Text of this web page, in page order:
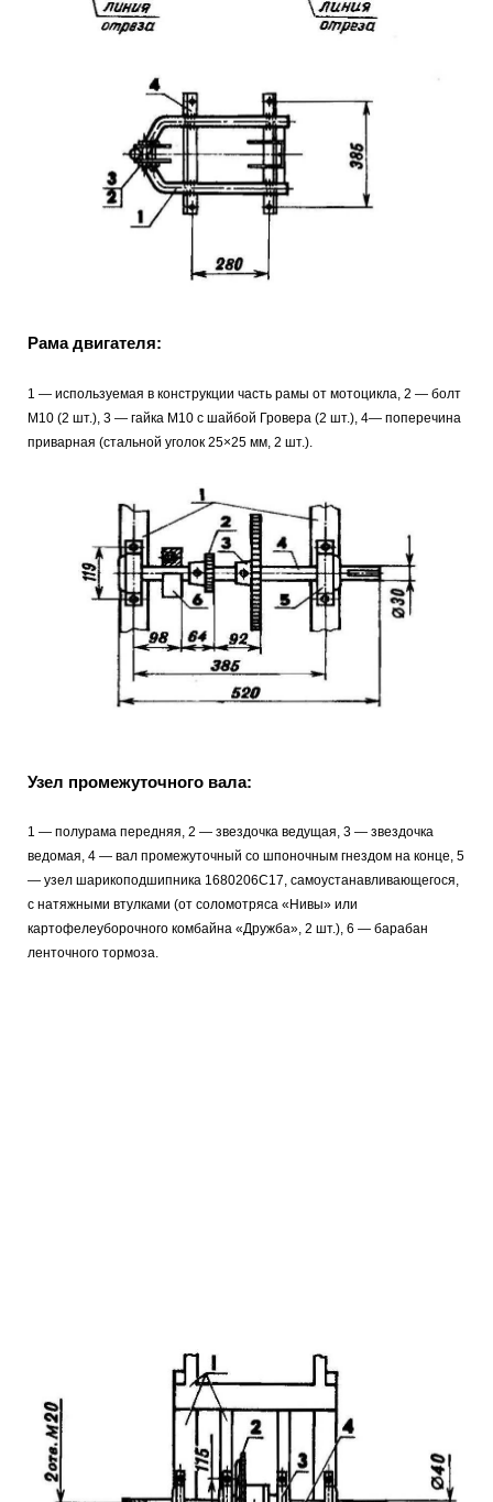
Рама двигателя:
1 — используемая в конструкции часть рамы от мотоцикла, 2 — болт
М10 (2 шт.), 3 — гайка М10 с шайбой Гровера (2 шт.), 4— поперечина
приварная (стальной уголок 25×25 мм, 2 шт.).
Узел промежуточного вала:
1 — полурама передняя, 2 — звездочка ведущая, 3 — звездочка
ведомая, 4 — вал промежуточный со шпоночным гнездом на конце, 5
— узел шарикоподшипника 1680206С17, самоустанавливающегося,
с натяжными втулками (от соломотряса «Нивы» или
картофелеуборочного комбайна «Дружба», 2 шт.), 6 — барабан
ленточного тормоза.